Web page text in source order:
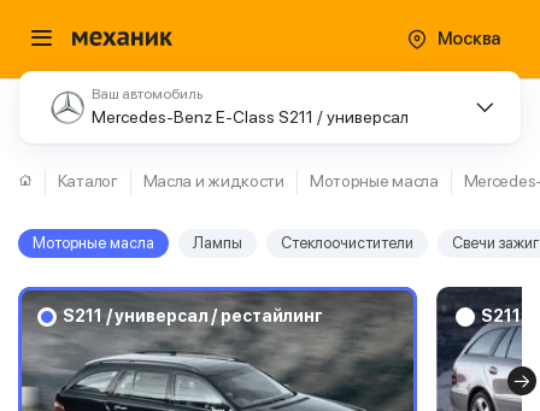
Москва
Ваш автомобиль
Mercedes-Benz E-Class S211 / универсал
Каталог Масла и жидкости Моторные масла
Моторные масла Лампы Стеклоочистители Свечи
S211 / универсал / рестайлинг S211 /